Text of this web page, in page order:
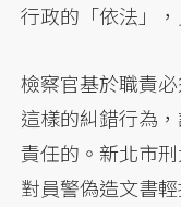
行政的「依法」
檢察官基於職責
這樣的糾錯行為
責任的。新北市
對員警偽造文書